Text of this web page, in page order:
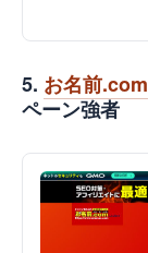
5. お名前.com
ペーン強者